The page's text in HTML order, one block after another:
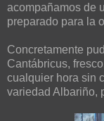
acompañamos de
preparado para la
Concretamente
Cantábricus,
cualquier hora sin
variedad Albariño,